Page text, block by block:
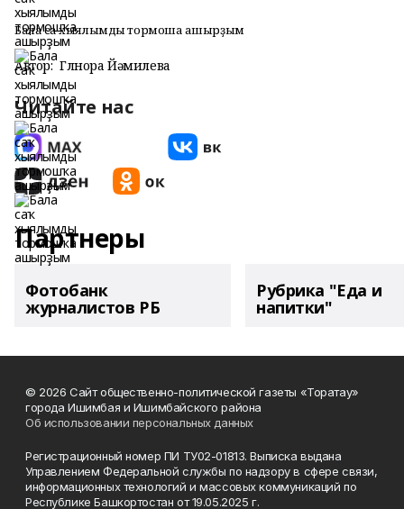
Бала саҡ хыялымды тормошҡа ашырҙым
Автор: Гөлнора Йәмилева
Читайте нас
Партнеры
Фотобанк
журналистов РБ
Рубрика "Еда и
напитки"
© 2026 Сайт общественно-политической газеты «Торатау»
города Ишимбая и Ишимбайского района
Об использовании персональных данных
Регистрационный номер ПИ ТУ02-01813. Выписка выдана
Управлением Федеральной службы по надзору в сфере связи,
информационных технологий и массовых коммуникаций по
Республике Башкортостан от 19.05.2025 г.